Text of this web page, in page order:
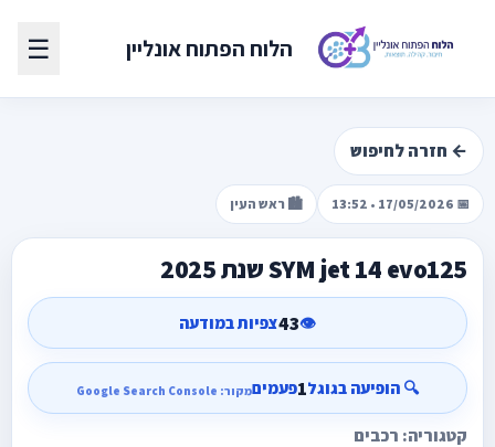
הלוח הפתוח אונליין ☰
← חזרה לחיפוש
📅 17/05/2026 • 13:52 🏙️ ראש העין
SYM jet 14 evo125 שנת 2025
👁️
43צפיות במודעה
🔍 הופיעה בגוגל1פעמיםמקור: Google Search Console
קטגוריה: רכבים